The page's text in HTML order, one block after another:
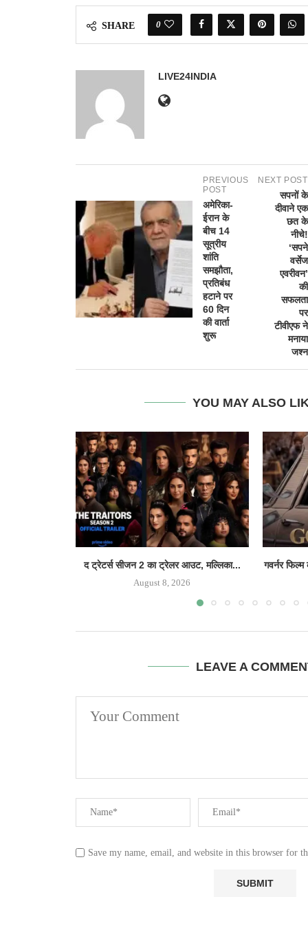
SHARE 0
LIVE24INDIA
PREVIOUS
POST
अमेरिका-
ईरान के
बीच 14
सूत्रीय
शांति
समझौता,
प्रतिबंध
हटाने पर
60 दिन
की वार्ता
शुरू
NEXT POST
सपनों के
दीवाने एक
छत के
नीचे!
‘सपने
वर्सेज
एवरीवन’
की
सफलता
पर
टीवीएफ ने
मनाया
जश्न
YOU MAY ALSO
द ट्रेटर्स सीजन 2 का ट्रेलर आउट, मल्लिका...
August 8, 2026
गवर्नर
LEAVE A
Save my name, email, and website in this browser for